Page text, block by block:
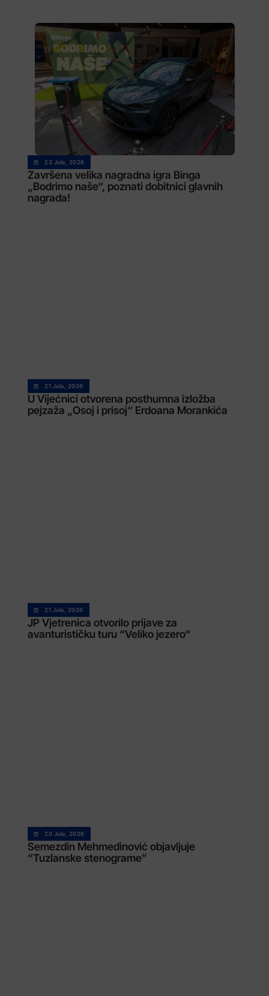
23 Jula, 2026
Završena velika nagradna igra Binga
„Bodrimo naše“, poznati dobitnici glavnih
nagrada!
21 Jula, 2026
U Vijećnici otvorena posthumna izložba
pejzaža „Osoj i prisoj“ Erdoana Morankića
21 Jula, 2026
JP Vjetrenica otvorilo prijave za
avanturističku turu “Veliko jezero“
20 Jula, 2026
Semezdin Mehmedinović objavljuje
“Tuzlanske stenograme”